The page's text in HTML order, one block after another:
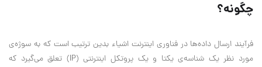
چگونه؟
فرآیند ارسال داده‌ها در فناوری اینترنت اشیاء بدین ترتیب است که به سوژه‌ی
مورد نظر یک شناسه‌ی یکتا و یک پروتکل اینترنتی (IP) تعلق می‌گیرد که